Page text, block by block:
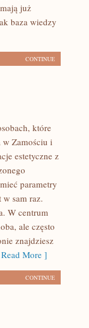
już
baza wiedzy
CONTINUE
które
w Zamościu i
estetyczne z
parametry
sam raz.
W centrum
ale często
znajdziesz
More ]
CONTINUE